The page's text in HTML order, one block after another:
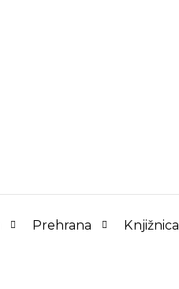
Prehrana Knjižnica